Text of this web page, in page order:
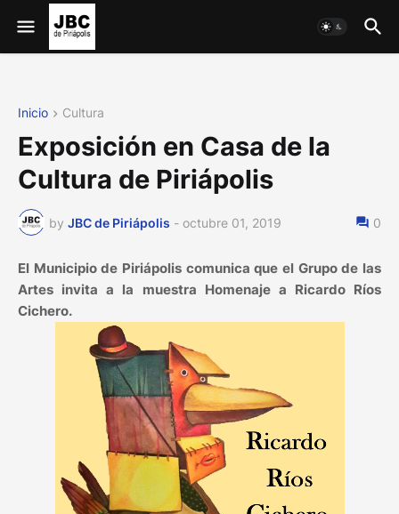
Inicio Cultura
Exposición en Casa de la
Cultura de Piriápolis
by JBC de Piriápolis - octubre 01, 2019 0
El Municipio de Piriápolis comunica que el Grupo de las
Artes invita a la muestra Homenaje a Ricardo Ríos
Cichero.